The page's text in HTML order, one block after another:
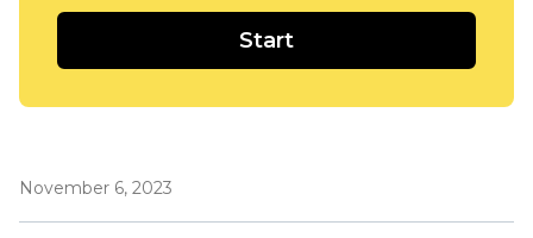
Start
November 6, 2023